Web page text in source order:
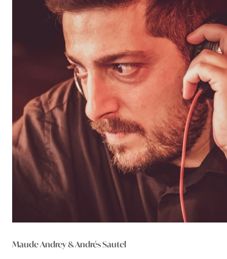
Maude Andrey & Andrés Sautel